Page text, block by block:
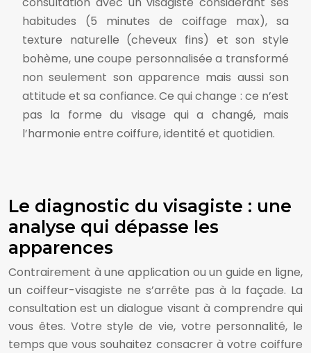
habitudes (5 minutes de coiffage max), sa
texture naturelle (cheveux fins) et son style
bohème, une coupe personnalisée a transformé
non seulement son apparence mais aussi son
attitude et sa confiance. Ce qui change : ce n’est
pas la forme du visage qui a changé, mais
l’harmonie entre coiffure, identité et quotidien.
Le diagnostic du visagiste : une
analyse qui dépasse les
apparences
Contrairement à une application ou un guide en ligne,
un coiffeur-visagiste ne s’arrête pas à la façade. La
consultation est un dialogue visant à comprendre qui
vous êtes. Votre style de vie, votre personnalité, le
temps que vous souhaitez consacrer à votre coiffure